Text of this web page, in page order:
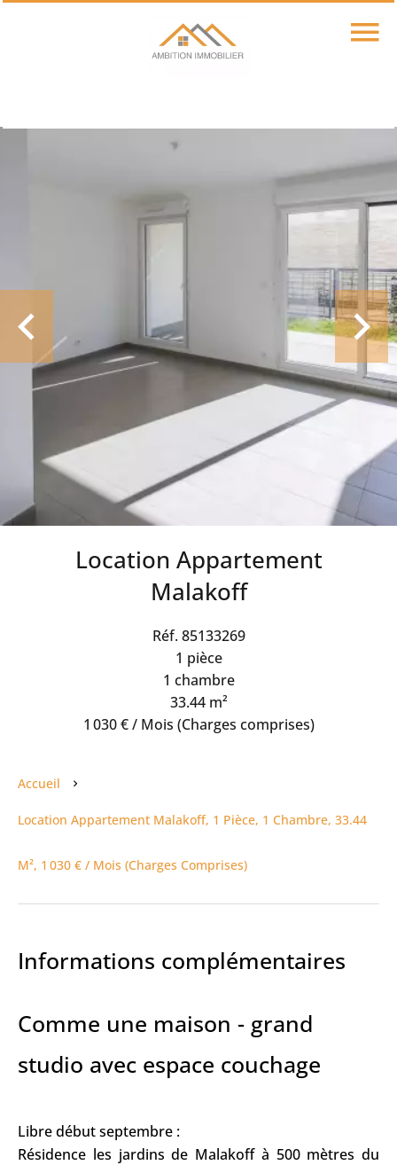
Location Appartement
Malakoff
Réf. 85133269
1 pièce
1 chambre
33.44 m²
1 030 € / Mois (Charges comprises)
Accueil
Location Appartement Malakoff, 1 Pièce, 1 Chambre, 33.44
M², 1 030 € / Mois (Charges Comprises)
Informations complémentaires
Comme une maison - grand
studio avec espace couchage
Libre début septembre :
Résidence les jardins de Malakoff à 500 mètres du